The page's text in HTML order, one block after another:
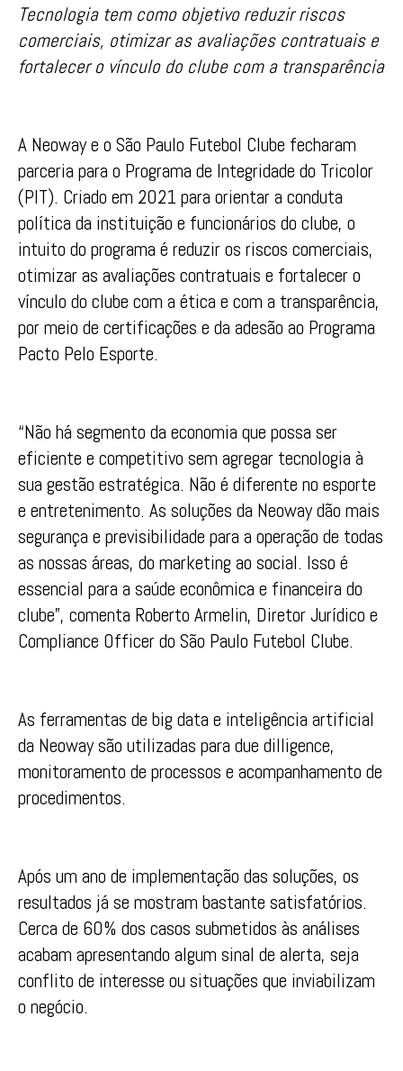
Tecnologia tem como objetivo reduzir riscos
comerciais, otimizar as avaliações contratuais e
fortalecer o vínculo do clube com a transparência
A Neoway e o São Paulo Futebol Clube fecharam
parceria para o Programa de Integridade do Tricolor
(PIT). Criado em 2021 para orientar a conduta
política da instituição e funcionários do clube, o
intuito do programa é reduzir os riscos comerciais,
otimizar as avaliações contratuais e fortalecer o
vínculo do clube com a ética e com a transparência,
por meio de certificações e da adesão ao Programa
Pacto Pelo Esporte.
“Não há segmento da economia que possa ser
eficiente e competitivo sem agregar tecnologia à
sua gestão estratégica. Não é diferente no esporte
e entretenimento. As soluções da Neoway dão mais
segurança e previsibilidade para a operação de todas
as nossas áreas, do marketing ao social. Isso é
essencial para a saúde econômica e financeira do
clube”, comenta Roberto Armelin, Diretor Jurídico e
Compliance Officer do São Paulo Futebol Clube.
As ferramentas de big data e inteligência artificial
da Neoway são utilizadas para due dilligence,
monitoramento de processos e acompanhamento de
procedimentos.
Após um ano de implementação das soluções, os
resultados já se mostram bastante satisfatórios.
Cerca de 60% dos casos submetidos às análises
acabam apresentando algum sinal de alerta, seja
conflito de interesse ou situações que inviabilizam
o negócio.